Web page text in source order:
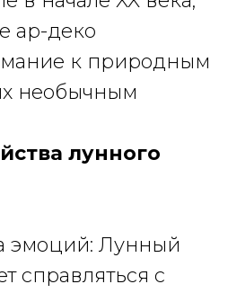
ар-деко
к природным
необычным
лунного
эмоций: Лунный
справляться с